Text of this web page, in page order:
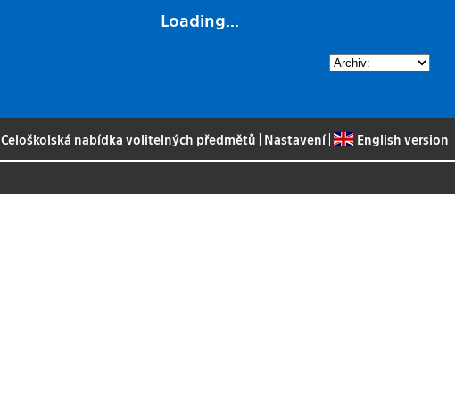
Loading...
|Celoškolská nabídka volitelných předmětů Nastavení| English version